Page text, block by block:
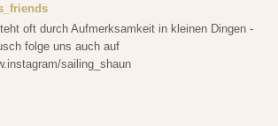
oft durch Aufmerksamkeit in kleinen Dingen -
folge uns auch auf
sailing_shaun